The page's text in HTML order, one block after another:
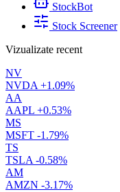
StockBot
Stock Screener
Vizualizate recent
NV
NVDA +1.09%
AA
AAPL +0.53%
MS
MSFT -1.79%
TS
TSLA -0.58%
AM
AMZN -3.17%